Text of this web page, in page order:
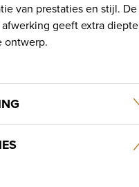
van prestaties en stijl. De
geeft extra diepte
ontwerp.